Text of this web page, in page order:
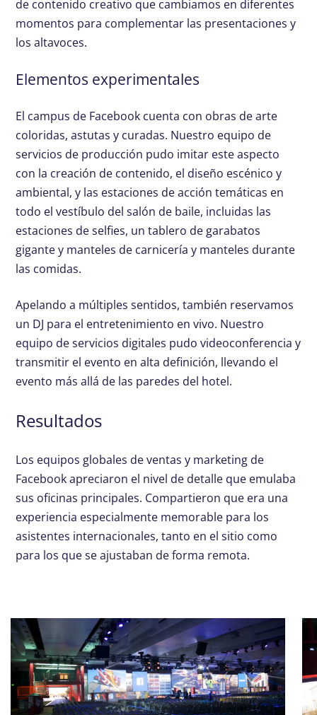
de contenido creativo que cambiamos en diferentes
momentos para complementar las presentaciones y
los altavoces.
Elementos experimentales
El campus de Facebook cuenta con obras de arte
coloridas, astutas y curadas. Nuestro equipo de
servicios de producción pudo imitar este aspecto
con la creación de contenido, el diseño escénico y
ambiental, y las estaciones de acción temáticas en
todo el vestíbulo del salón de baile, incluidas las
estaciones de selfies, un tablero de garabatos
gigante y manteles de carnicería y manteles durante
las comidas.
Apelando a múltiples sentidos, también reservamos
un DJ para el entretenimiento en vivo. Nuestro
equipo de servicios digitales pudo videoconferencia y
transmitir el evento en alta definición, llevando el
evento más allá de las paredes del hotel.
Resultados
Los equipos globales de ventas y marketing de
Facebook apreciaron el nivel de detalle que emulaba
sus oficinas principales. Compartieron que era una
experiencia especialmente memorable para los
asistentes internacionales, tanto en el sitio como
para los que se ajustaban de forma remota.